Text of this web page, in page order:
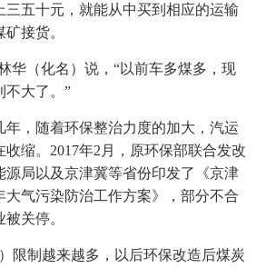
三五十元，就能从中买到相应的运输
接货。
华（化名）说，“以前车多煤多，现
不大了。”
年，随着环保整治力度的加大，汽运
缩。2017年2月，原环保部联合发改
源局以及京津冀等省份印发了《京津
大气污染防治工作方案》，部分不合
关停。
限制越来越多，以后环保改造后煤炭